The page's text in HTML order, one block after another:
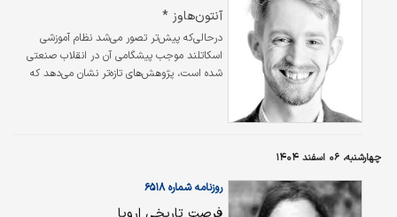
آنتون‌هاوز *
درحالی‌که پیش‌تر تصور می‌شد نظام آموزشی
اسکاتلند موجب پیشگامی آن در انقلاب صنعتی
شده است، پژوهش‌های تازه‌تر نشان می‌دهد که
چهارشنبه، ۰۶ اسفند ۱۴۰۴
روزنامه شماره ۶۵۱۸